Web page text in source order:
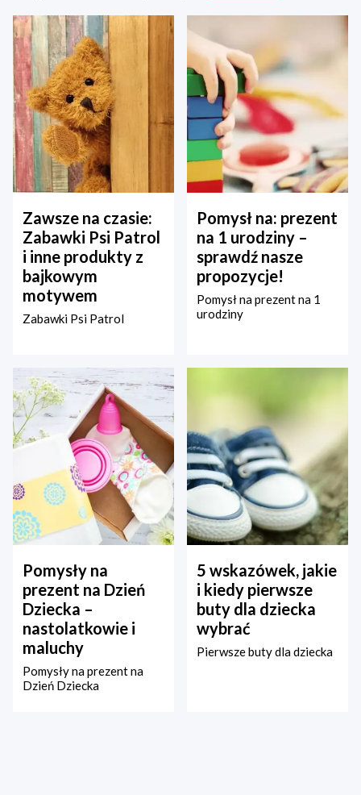
Zawsze na czasie:
Zabawki Psi Patrol
i inne produkty z
bajkowym
motywem
Zabawki Psi Patrol
Pomysł na: prezent
na 1 urodziny –
sprawdź nasze
propozycje!
Pomysł na prezent na 1
urodziny
Pomysły na
prezent na Dzień
Dziecka –
nastolatkowie i
maluchy
Pomysły na prezent na
Dzień Dziecka
5 wskazówek, jakie
i kiedy pierwsze
buty dla dziecka
wybrać
Pierwsze buty dla dziecka